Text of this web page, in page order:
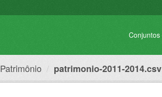
Patrimônio patrimonio-2011-2014.csv